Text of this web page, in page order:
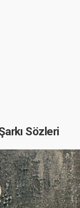
Sözleri